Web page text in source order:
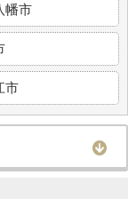
幡市
市